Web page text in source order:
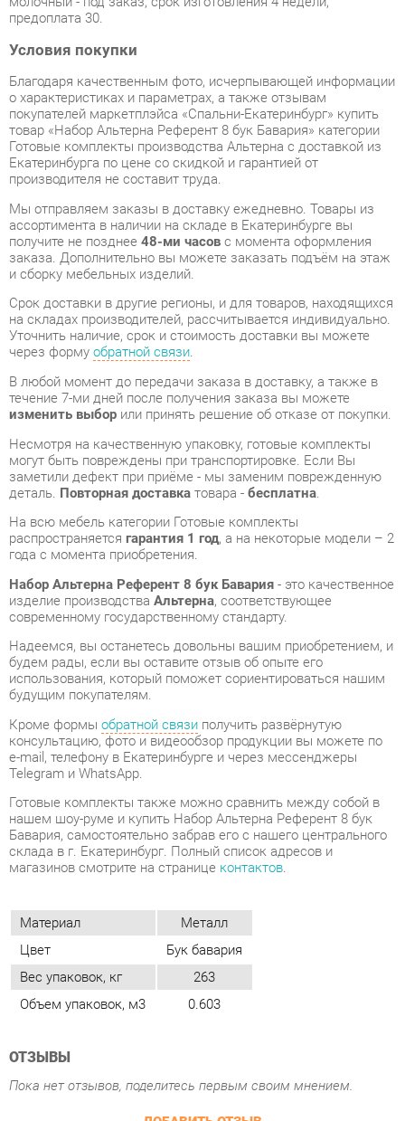
Благодаря качественным фото, исчерпывающей информации
о характеристиках и параметрах, а также отзывам
покупателей маркетплэйса «Спальни-Екатеринбург» купить
товар «Набор Альтерна Референт 8 бук Бавария» категории
Готовые комплекты производства Альтерна с доставкой из
Екатеринбурга по цене со скидкой и гарантией от
производителя не составит труда.
Мы отправляем заказы в доставку ежедневно. Товары из
ассортимента в наличии на складе в Екатеринбурге вы
получите не позднее48-ми часовс момента оформления
заказа. Дополнительно вы можете заказать подъём на этаж
Срок доставки в другие регионы, и для товаров, находящихся
на складах производителей, рассчитывается индивидуально.
Уточнить наличие, срок и стоимость доставки вы можете
через формуобратной связи.
В любой момент до передачи заказа в доставку, а также в
течение 7-ми дней после получения заказа вы можете
изменить выборили принять решение об отказе от покупки.
Несмотря на качественную упаковку, готовые комплекты
могут быть повреждены при транспортировке. Если Вы
заметили дефект при приёме - мы заменим поврежденную
деталь.Повторная доставка товара -бесплатна.
На всю мебель категории Готовые комплекты
распространяетсягарантия 1 год, а на некоторые модели – 2
года с момента приобретения.
Набор Альтерна Референт 8 бук Бавария- это качественное
современному государственному стандарту.
Надеемся, вы останетесь довольны вашим приобретением, и
использования, который поможет сориентироваться нашим
будущим покупателям.
консультацию, фото и видеообзор продукции вы можете по
e-mail, телефону в Екатеринбурге и через мессенджеры
Telegram и WhatsApp.
Готовые комплекты также можно сравнить между собой в
нашем шоу-руме и купить Набор Альтерна Референт 8 бук
Бавария, самостоятельно забрав его с нашего центрального
склада в г. Екатеринбург. Полный список адресов и
магазинов смотрите на странице
контактов
Материал Металл
Цвет
Бук бавария
Вес упаковок, кг
263
ОТЗЫВЫ
Пока нет отзывов, поделитесь первым своим мнением.
ДОБАВИТЬ ОТЗЫВ
ПОХОЖИЕ ТОВАРЫ